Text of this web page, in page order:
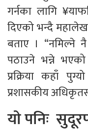
गर्नका लागि
दिएको भन्दै
बताए । “नमिल्ने
पठाउने भन्ने
प्रक्रिया कहाँ
प्रशासकीय
याे पनिः